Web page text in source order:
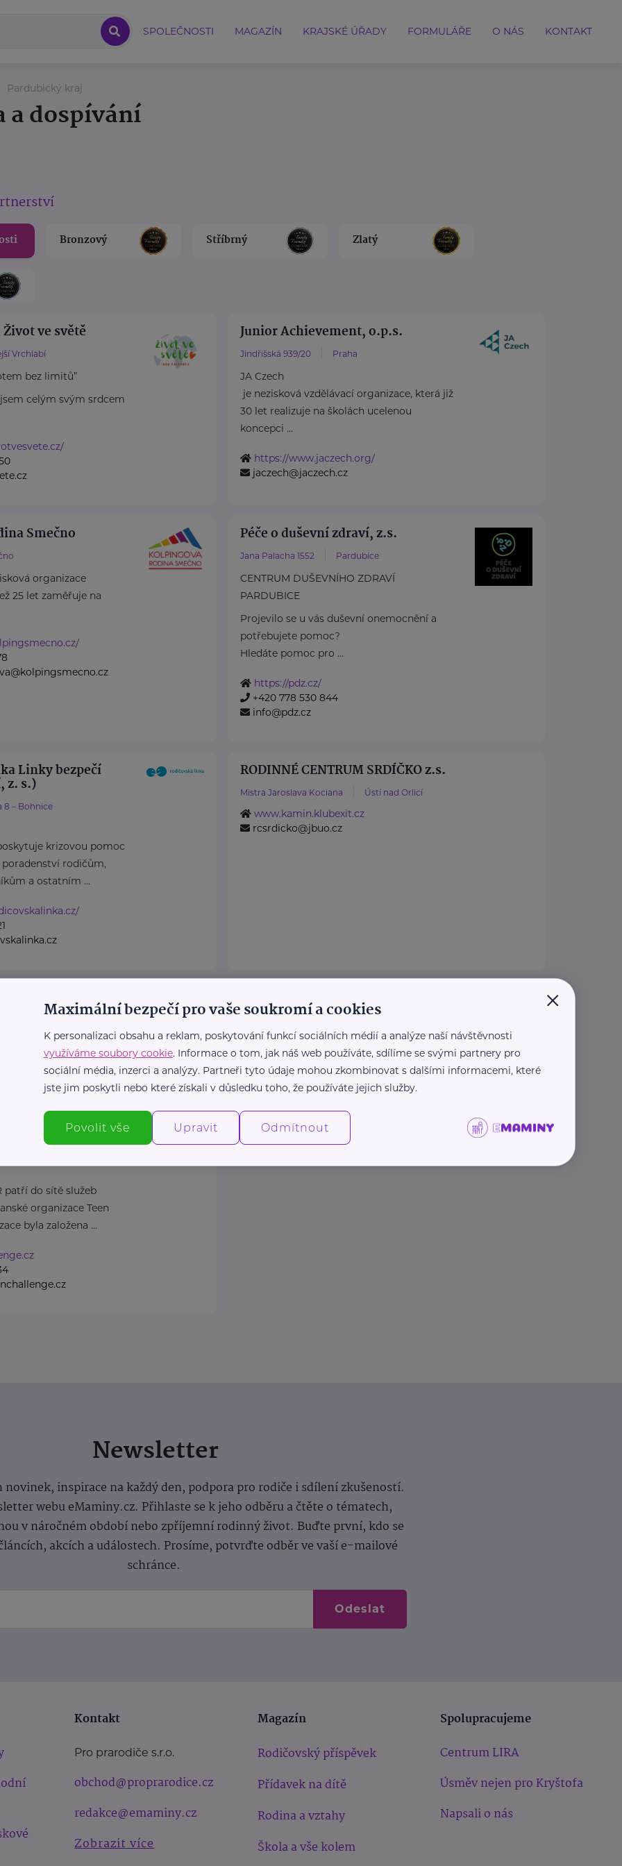
SPOLEČNOSTI MAGAZÍN KRAJSKÉ ÚŘADY FORMULÁŘE O NÁS KONTAKT
Pardubický kraj
a dospívání
Bronzový Stříbrný Zlatý
ve světě
Vrchlabí
bez limitů”
celým svým srdcem
Junior Achievement, o.p.s.
Jindřišská 939/20 Praha
JA Czech
je nezisková vzdělávací organizace, která již
30 let realizuje na školách ucelenou
koncepci ...
https://www.jaczech.org/
jaczech@jaczech.cz
Smečno
organizace
25 let zaměřuje na
Péče o duševní zdraví, z.s.
Jana Palacha 1552 Pardubice
CENTRUM DUŠEVNÍHO ZDRAVÍ
PARDUBICE
Projevilo se u vás duševní onemocnění a
potřebujete pomoc?
Hledáte pomoc pro ...
https://pdz.cz/
+420 778 530 844
info@pdz.cz
Linky bezpečí
z. s.)
8 – Bohnice
krizovou pomoc
poradenství rodičům,
a ostatním ...
RODINNÉ CENTRUM SRDÍČKO z.s.
Mistra Jaroslava Kociana Ústí nad Orlicí
www.kamin.klubexit.cz
rcsrdicko@jbuo.cz
Šance pro Tebe, z.s.
www.sance.chrudim.cz
+420 469 623 501
sance@sance.chrudim.cz
International ČR
patří do sítě služeb
organizace Teen
byla založena ...
Newsletter
novinek, inspirace na každý den, podpora pro rodiče i sdílení zkušeností.
webu eMaminy.cz. Přihlaste se k jeho odběru a čtěte o tématech,
v náročném období nebo zpříjemní rodinný život. Buďte první, kdo se
akcích a událostech. Prosíme, potvrďte odběr ve vaší e-mailové
schránce.
Odeslat
Kontakt
Pro prarodiče s.r.o.
obchod@proprarodice.cz
redakce@emaminy.cz
Zobrazit více
Magazín
Rodičovský příspěvek
Přídavek na dítě
Rodina a vztahy
Škola a vše kolem
Spolupracujeme
Centrum LIRA
Úsměv nejen pro Kryštofa
Napsali o nás
×
Maximální bezpečí pro vaše soukromí a cookies
K personalizaci obsahu a reklam, poskytování funkcí sociálních médií a analýze naší návštěvnosti
využíváme soubory cookie. Informace o tom, jak náš web používáte, sdílíme se svými partnery pro
sociální média, inzerci a analýzy. Partneři tyto údaje mohou zkombinovat s dalšími informacemi, které
jste jim poskytli nebo které získali v důsledku toho, že používáte jejich služby.
Povolit vše Upravit Odmítnout